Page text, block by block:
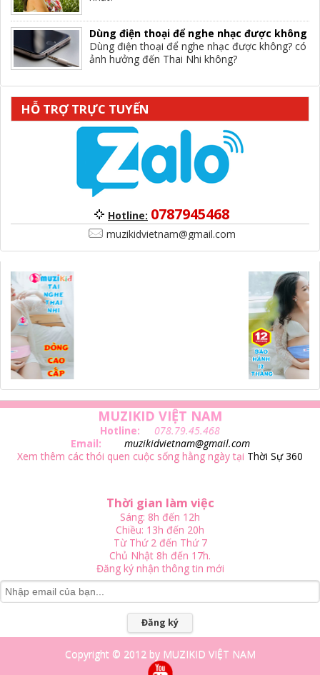
Dùng điện thoại để nghe nhạc được không
Dùng điện thoại để nghe nhạc được không? có
ảnh hưởng đến Thai Nhi không?
HỖ TRỢ TRỰC TUYẾN
Hotline: 0787945468
muzikidvietnam@gmail.com
MUZIKID VIỆT NAM
Hotline: 078.79.45.468
Email: muzikidvietnam@gmail.com
Xem thêm các thói quen cuộc sống hằng ngày tại Thời Sự 360
Thời gian làm việc
Sáng: 8h đến 12h
Chiều: 13h đến 20h
Từ Thứ 2 đến Thứ 7
Chủ Nhật 8h đến 17h.
Đăng ký nhận thông tin mới
Đăng ký
Copyright © 2012 by MUZIKID VIỆT NAM